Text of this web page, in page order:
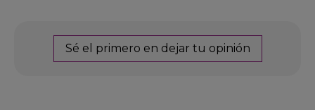
Sé el primero en dejar tu opinión